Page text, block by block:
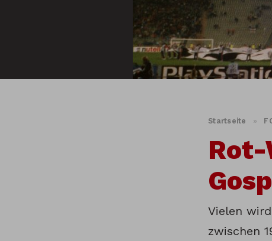
Startseite »
Rot-
Vielen wird
zwischen